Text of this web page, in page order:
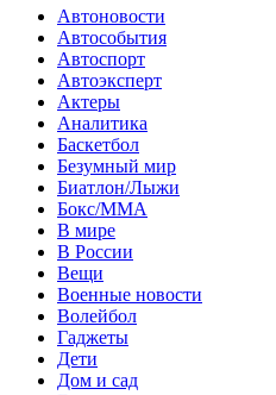
Автоновости
Автособытия
Автоспорт
Автоэксперт
Актеры
Аналитика
Баскетбол
Безумный мир
Биатлон/Лыжи
Бокс/MMA
В мире
В России
Вещи
Военные новости
Волейбол
Гаджеты
Дети
Дом и сад